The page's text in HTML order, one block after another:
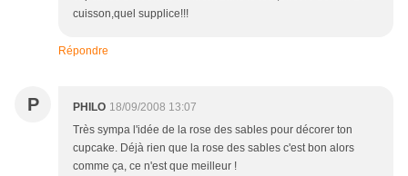
cuisson,quel supplice!!!
Répondre
P PHILO 18/09/2008 13:07
Très sympa l'idée de la rose des sables pour décorer ton
cupcake. Déjà rien que la rose des sables c'est bon alors
comme ça, ce n'est que meilleur !